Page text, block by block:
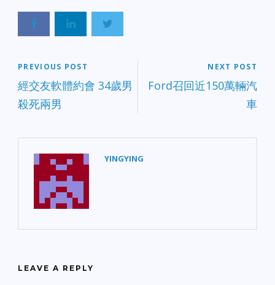
PREVIOUS POST
經交友軟體約會 34歲男
殺死兩男
NEXT POST
Ford召回近150萬輛汽
車
YINGYING
LEAVE A REPLY